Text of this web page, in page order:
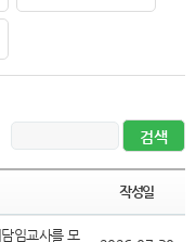
작성일
임교사를 모